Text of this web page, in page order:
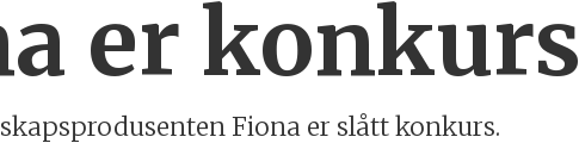
er konkurs
Fiona er slått konkurs.